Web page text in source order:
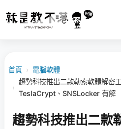
首頁 › 電腦軟體
›
趨勢科技推出二款勒索軟體解密
TeslaCrypt、SNSLocker 有解
趨勢科技推出二款